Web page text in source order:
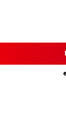
Soccer: The